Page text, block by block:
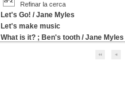
Refinar la cerca
Let's Go! /Jane Myles
Let's make music
What is it? ; Ben's tooth /Jane Myles